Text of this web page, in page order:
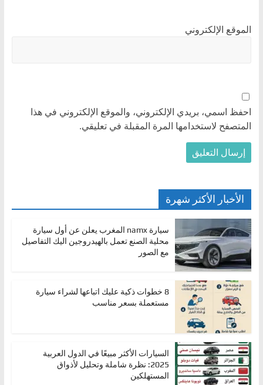
الموقع الإلكتروني
احفظ اسمي، بريدي الإلكتروني، والموقع الإلكتروني في هذا
المتصفح لاستخدامها المرة المقبلة في تعليقي.
الأخبار الأكثر شهرة
سيارة namx المغرب يعلن عن أول سيارة
محلية الصنع تعمل بالهيدروجين اليك التفاصيل
مع الصور
8 خطوات ذكية عليك اتباعها لشراء سيارة
مستعملة بسعر مناسب
السيارات الأكثر مبيعًا في الدول العربية
2025: نظرة شاملة وتحليل لأذواق
المستهلكين